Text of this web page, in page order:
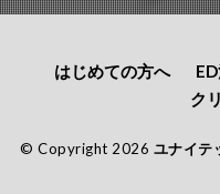
はじめての方へ
ク
© Copyright 2026 ユナイテ